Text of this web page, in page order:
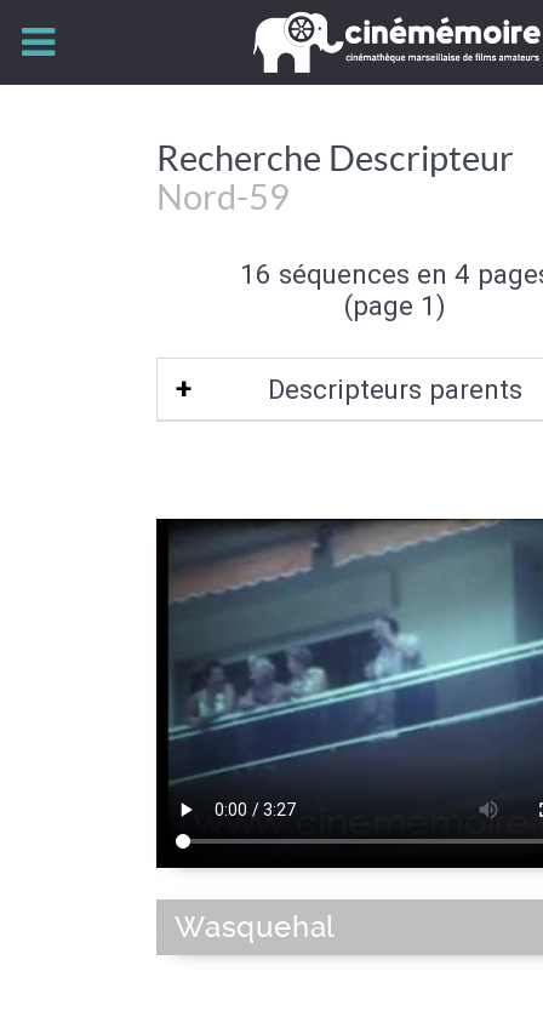
Recherche Descripteur
Nord-59
16 séquences en 4
(page 1)
Descripteurs parents
Union Européenne|Europe
Wasquehal